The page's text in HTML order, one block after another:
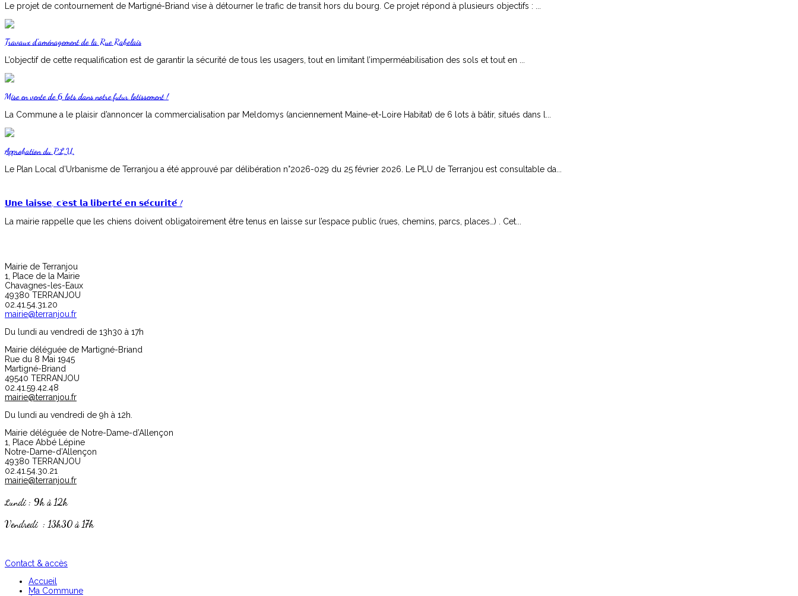
Le projet de contournement de Martigné-Briand vise à détourner le trafic de transit hors du bourg. Ce projet répond à plusieurs objectifs : ...
Travaux d’aménagement de la Rue Rabelais
L’objectif de cette requalification est de garantir la sécurité de tous les usagers, tout en limitant l’imperméabilisation des sols et tout en ...
Mise en vente de 6 lots dans notre futur lotissement !
La Commune a le plaisir d’annoncer la commercialisation par Meldomys (anciennement Maine-et-Loire Habitat) de 6 lots à bâtir, situés dans l...
Approbation du P.L.U.
Le Plan Local d’Urbanisme de Terranjou a été approuvé par délibération n°2026-029 du 25 février 2026. Le PLU de Terranjou est consultable da...
𝗨𝗻𝗲 𝗹𝗮𝗶𝘀𝘀𝗲, 𝗰’𝗲𝘀𝘁 𝗹𝗮 𝗹𝗶𝗯𝗲𝗿𝘁𝗲́ 𝗲𝗻 𝘀𝗲́𝗰𝘂𝗿𝗶𝘁𝗲́ !
La mairie rappelle que les chiens doivent obligatoirement être tenus en laisse sur l’espace public (rues, chemins, parcs, places…) . Cet...
Mairie de Terranjou
1, Place de la Mairie
Chavagnes-les-Eaux
49380 TERRANJOU
02.41.54.31.20
mairie@terranjou.fr
Du lundi au vendredi de 13h30 à 17h
Mairie déléguée de Martigné-Briand
Rue du 8 Mai 1945
Martigné-Briand
49540 TERRANJOU
02.41.59.42.48
mairie@terranjou.fr
Du lundi au vendredi de 9h à 12h.
Mairie déléguée de Notre-Dame-d’Allençon
1, Place Abbé Lépine
Notre-Dame-d’Allençon
49380 TERRANJOU
02.41.54.30.21
mairie@terranjou.fr
Lundi : 9h à 12h
Vendredi : 13h30 à 17h
Contact & accès
Accueil
Ma Commune